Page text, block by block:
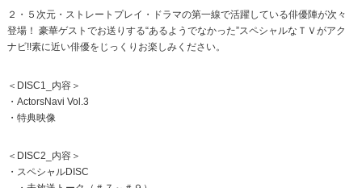
２・５次元・ストレートプレイ・ドラマの第一線で活躍している俳優陣が次々
登場！ 豪華ゲストでお送りする“あるようでなかった”スペシャルなＴＶがアク
ナビ!!素に近い俳優をじっくりお楽しみください。
＜DISC1_内容＞
・ActorsNavi Vol.3
・特典映像
＜DISC2_内容＞
・スペシャルDISC